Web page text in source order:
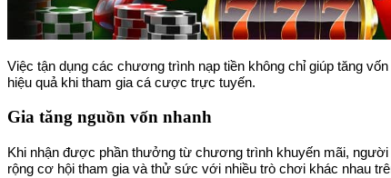
Việc tận dụng các chương trình nạp tiền không chỉ giúp tăng
hiệu quả khi tham gia cá cược trực tuyến.
Gia tăng nguồn vốn nhanh
Khi nhận được phần thưởng từ chương trình khuyến mãi,
rộng cơ hội tham gia và thử sức với nhiều trò chơi khác nhau